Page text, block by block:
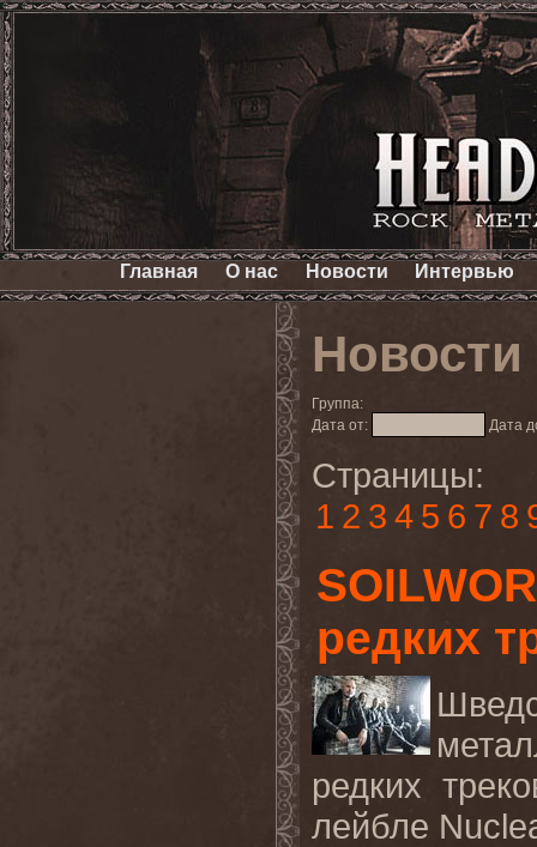
Главная О нас Новости Интервью
Новости
Группа:
Дата от:
Дата
Страницы:
1 2 3 4 5 6 7 8
редких
редких
лейбле